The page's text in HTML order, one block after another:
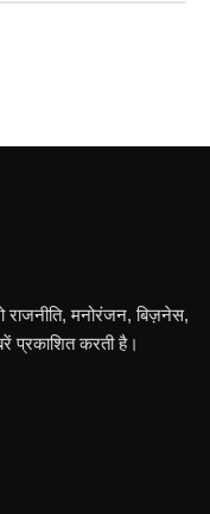
राजनीति, मनोरंजन, बिज़नेस,
प्रकाशित करती है।